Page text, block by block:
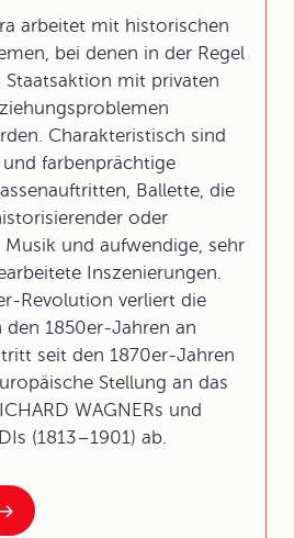
arbeitet mit historischen
bei denen in der Regel
mit privaten
Charakteristisch sind
farbenprächtige
Ballette, die
oder
Musik und aufwendige, sehr
Inszenierungen.
Revolution verliert die
den 1850er-Jahren an
seit den 1870er-Jahren
Stellung an das
WAGNERs und
(1813–1901) ab.